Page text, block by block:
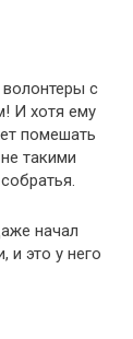
волонтеры с
И хотя ему
помешать
такими
начал
и это у него